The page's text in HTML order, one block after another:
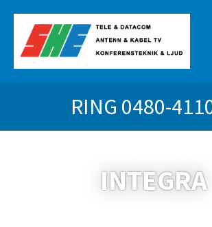
RING 0480-
INTEGRA